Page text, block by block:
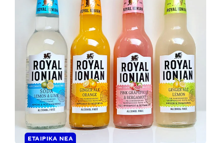
ΕΤΑΙΡΙΚΆ ΝΈΑ